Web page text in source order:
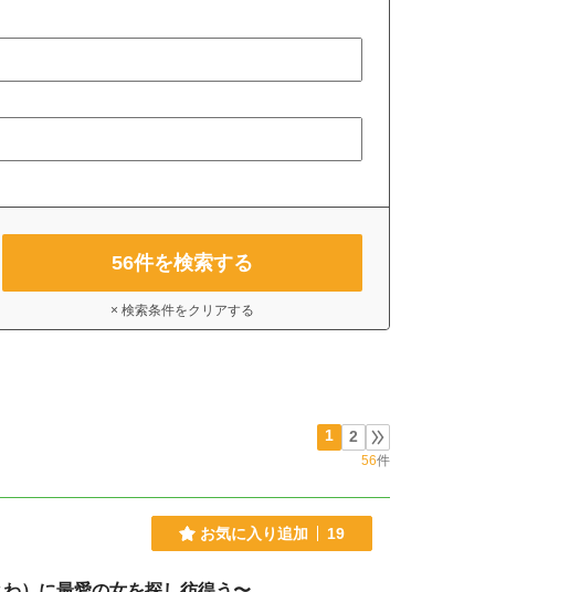
56件を検索する
× 検索条件をクリアする
1 2
56件
お気に入り追加 19